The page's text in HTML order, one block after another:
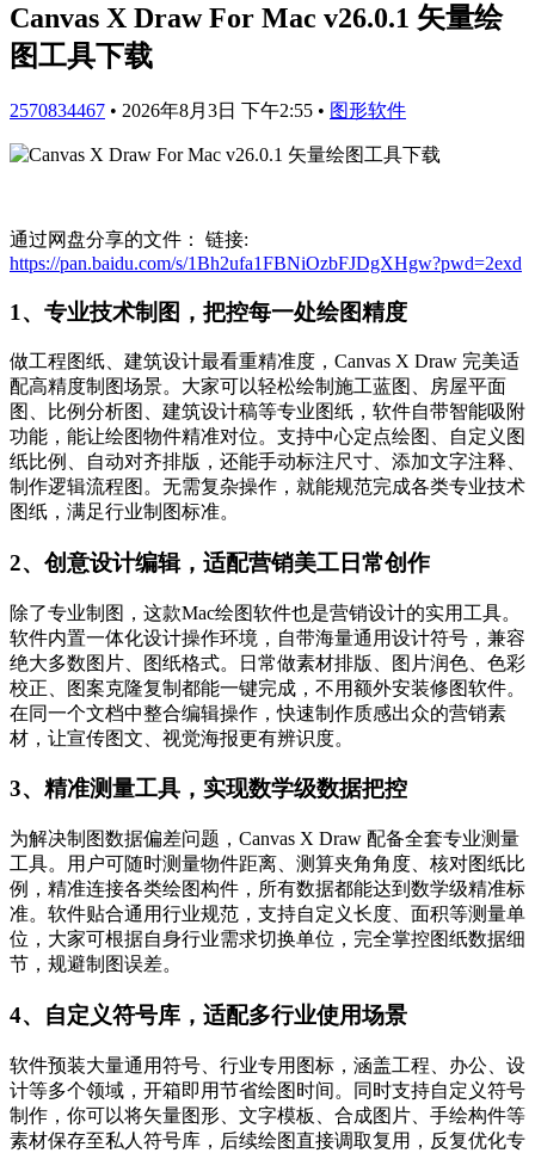
Canvas X Draw For Mac v26.0.1 矢量绘
图工具下载
2570834467 • 2026年8月3日 下午2:55 • 图形软件
通过网盘分享的文件： 链接:
https://pan.baidu.com/s/1Bh2ufa1FBNiOzbFJDgXHgw?pwd=2exd
1、专业技术制图，把控每一处绘图精度
做工程图纸、建筑设计最看重精准度，Canvas X Draw 完美适
配高精度制图场景。大家可以轻松绘制施工蓝图、房屋平面
图、比例分析图、建筑设计稿等专业图纸，软件自带智能吸附
功能，能让绘图物件精准对位。支持中心定点绘图、自定义图
纸比例、自动对齐排版，还能手动标注尺寸、添加文字注释、
制作逻辑流程图。无需复杂操作，就能规范完成各类专业技术
图纸，满足行业制图标准。
2、创意设计编辑，适配营销美工日常创作
除了专业制图，这款Mac绘图软件也是营销设计的实用工具。
软件内置一体化设计操作环境，自带海量通用设计符号，兼容
绝大多数图片、图纸格式。日常做素材排版、图片润色、色彩
校正、图案克隆复制都能一键完成，不用额外安装修图软件。
在同一个文档中整合编辑操作，快速制作质感出众的营销素
材，让宣传图文、视觉海报更有辨识度。
3、精准测量工具，实现数学级数据把控
为解决制图数据偏差问题，Canvas X Draw 配备全套专业测量
工具。用户可随时测量物件距离、测算夹角角度、核对图纸比
例，精准连接各类绘图构件，所有数据都能达到数学级精准标
准。软件贴合通用行业规范，支持自定义长度、面积等测量单
位，大家可根据自身行业需求切换单位，完全掌控图纸数据细
节，规避制图误差。
4、自定义符号库，适配多行业使用场景
软件预装大量通用符号、行业专用图标，涵盖工程、办公、设
计等多个领域，开箱即用节省绘图时间。同时支持自定义符号
制作，你可以将矢量图形、文字模板、合成图片、手绘构件等
素材保存至私人符号库，后续绘图直接调取复用，反复优化专